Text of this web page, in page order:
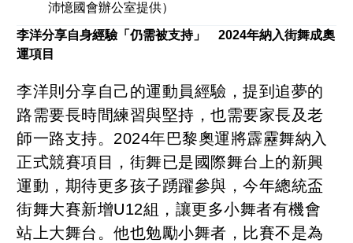
沛憶國會辦公室提供）
李洋分享自身經驗「仍需被支持」 2024年納入街舞成奧
運項目
李洋則分享自己的運動員經驗，提到追夢的
路需要長時間練習與堅持，也需要家長及老
師一路支持。2024年巴黎奧運將霹靂舞納入
正式競賽項目，街舞已是國際舞台上的新興
運動，期待更多孩子踴躍參與，今年總統盃
街舞大賽新增U12組，讓更多小舞者有機會
站上大舞台。他也勉勵小舞者，比賽不是為